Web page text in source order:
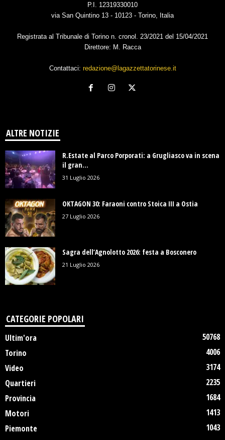
P.I. 12319330010
via San Quintino 13 - 10123 - Torino, Italia
Registrata al Tribunale di Torino n. cronol. 23/2021 del 15/04/2021
Direttore: M. Racca
Contattaci: redazione@lagazzettatorinese.it
ALTRE NOTIZIE
R.Estate al Parco Porporati: a Grugliasco va in scena
il gran...
31 Luglio 2026
OKTAGON 30: Faraoni contro Stoica III a Ostia
27 Luglio 2026
Sagra dell’Agnolotto 2026: festa a Bosconero
21 Luglio 2026
CATEGORIE POPOLARI
Ultim'ora
50768
Torino
4006
Video
3174
Quartieri
2235
Provincia
1684
Motori
1413
Piemonte
1043